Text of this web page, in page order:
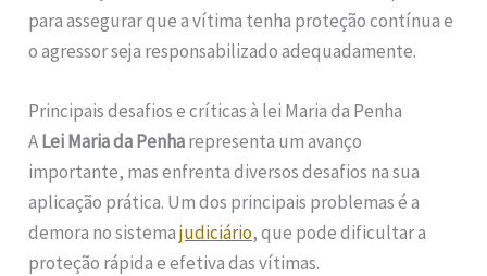
para assegurar que a vítima tenha proteção contínua e
o agressor seja responsabilizado adequadamente.
Principais desafios e críticas à lei Maria da Penha
ALei Maria da Penharepresenta um avanço
importante, mas enfrenta diversos desafios na sua
aplicação prática. Um dos principais problemas é a
demora no sistemajudiciário, que pode dificultar a
proteção rápida e efetiva das vítimas.